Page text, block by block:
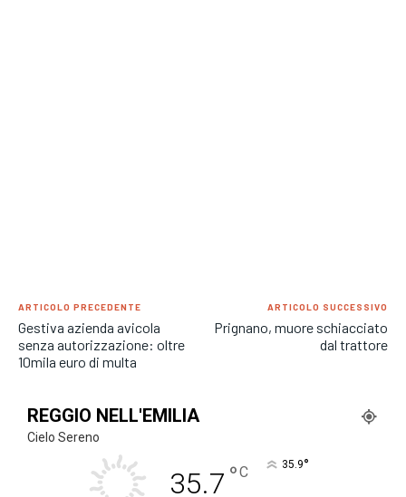
ARTICOLO PRECEDENTE
Gestiva azienda avicola
senza autorizzazione: oltre
10mila euro di multa
ARTICOLO SUCCESSIVO
Prignano, muore schiacciato
dal trattore
REGGIO NELL'EMILIA
Cielo Sereno
35.7 °C 35.9°